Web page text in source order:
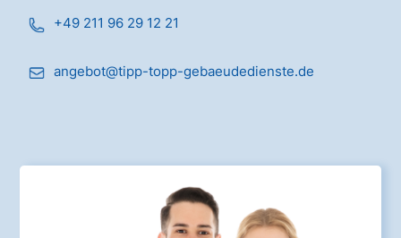
+49 211 96 29 12 21
angebot@tipp-topp-gebaeudedienste.de